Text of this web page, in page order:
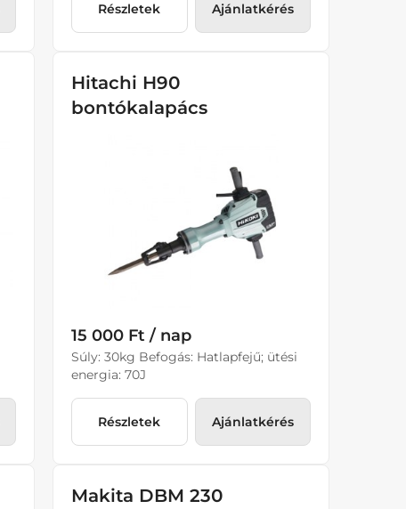
Részletek Ajánlatkérés
Hitachi H90
bontókalapács
15 000 Ft / nap
Súly: 30kg Befogás: Hatlapfejű; ütési
energia: 70J
Részletek Ajánlatkérés
Makita DBM 230